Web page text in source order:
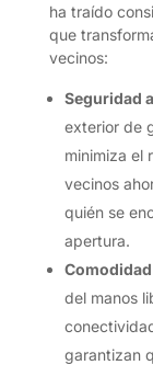
ha traído
que
vecinos:
Seguridad
exterior de
minimiza el
vecinos
quién se
apertura.
del manos
garantizan